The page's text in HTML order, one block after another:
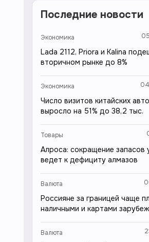
Последние новости
Экономика
Lada 2112, Priora и Kalina
вторичном рынке до 8%
Экономика
Число визитов китайских
выросло на 51% до 38,2 тыс.
Товары
Алроса: сокращение запасов
ведет к дефициту алмазов
Валюта
Россияне за границей чаще
наличными и картами
Валюта